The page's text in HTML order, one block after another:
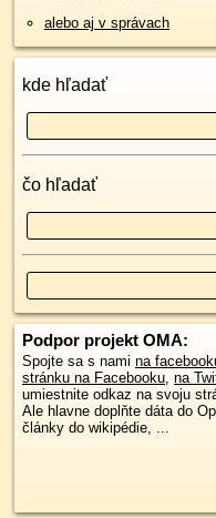
alebo aj v správach
kde hľadať
čo hľadať
Podpor projekt OMA:
Spojte sa s nami na
stránku na Facebooku, na
umiestnite odkaz na svoju
Ale hlavne doplňte dáta do
články do wikipédie, ...